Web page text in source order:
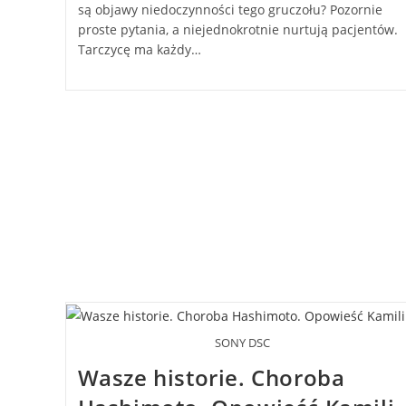
są objawy niedoczynności tego gruczołu? Pozornie
proste pytania, a niejednokrotnie nurtują pacjentów.
Tarczycę ma każdy…
SONY DSC
Wasze historie. Choroba